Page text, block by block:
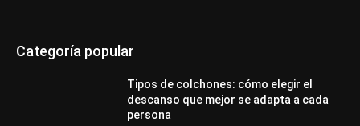
Categoría popular
Tipos de colchones: cómo elegir el
descanso que mejor se adapta a cada
persona